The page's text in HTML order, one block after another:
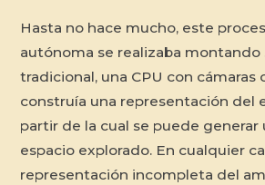
Hasta no hace mucho, este
autónoma se realizaba
tradicional, una CPU con cámaras
construía una representación del
partir de la cual se puede generar
espacio explorado. En cualquier
representación incompleta del